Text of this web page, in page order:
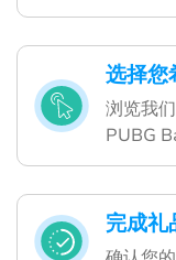
选择您
浏览我
PUBG
完成礼